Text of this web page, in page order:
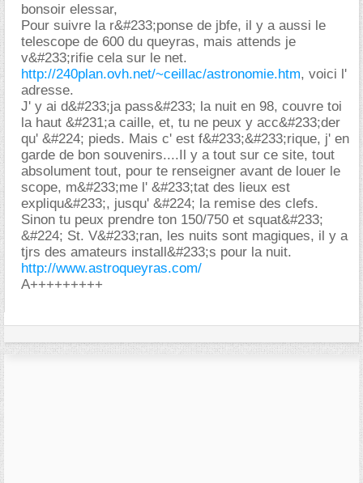
bonsoir elessar,
Pour suivre la r&#233;ponse de jbfe, il y a aussi le
telescope de 600 du queyras, mais attends je
v&#233;rifie cela sur le net.
http://240plan.ovh.net/~ceillac/astronomie.htm, voici l'
adresse.
J' y ai d&#233;ja pass&#233; la nuit en 98, couvre toi
la haut &#231;a caille, et, tu ne peux y acc&#233;der
qu' &#224; pieds. Mais c' est f&#233;&#233;rique, j' en
garde de bon souvenirs....Il y a tout sur ce site, tout
absolument tout, pour te renseigner avant de louer le
scope, m&#233;me l' &#233;tat des lieux est
expliqu&#233;, jusqu' &#224; la remise des clefs.
Sinon tu peux prendre ton 150/750 et squat&#233;
&#224; St. V&#233;ran, les nuits sont magiques, il y a
tjrs des amateurs install&#233;s pour la nuit.
http://www.astroqueyras.com/
A+++++++++